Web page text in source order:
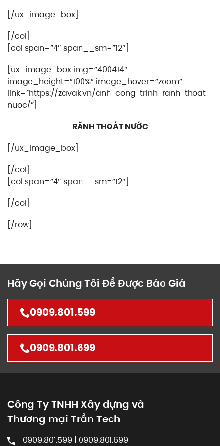
[/ux_image_box]
[/col]
[col span=”4″ span__sm=”12″]
[ux_image_box img=”400414″
image_height=”100%” image_hover=”zoom”
link=”https://zavak.vn/anh-cong-trinh-ranh-thoat-
nuoc/”]
RÃNH THOÁT NƯỚC
[/ux_image_box]
[/col]
[col span=”4″ span__sm=”12″]
[/col]
[/row]
Hãy Gọi Chúng Tôi Để Được Báo Giá
0909.801.599
0909.801.699
Công Ty TNHH Xây dựng và
Thương mại Trần Tech
0909.801.599 | 0909.801.699